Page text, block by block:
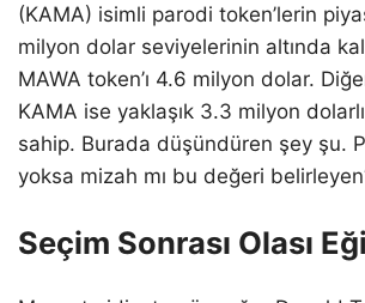
(KAMA) isimli parodi token’lerin
milyon dolar seviyelerinin altında
MAWA token’ı 4.6 milyon dolar.
KAMA ise yaklaşık 3.3 milyon
sahip. Burada düşündüren şey şu.
yoksa mizah mı bu değeri
Seçim Sonrası Olası